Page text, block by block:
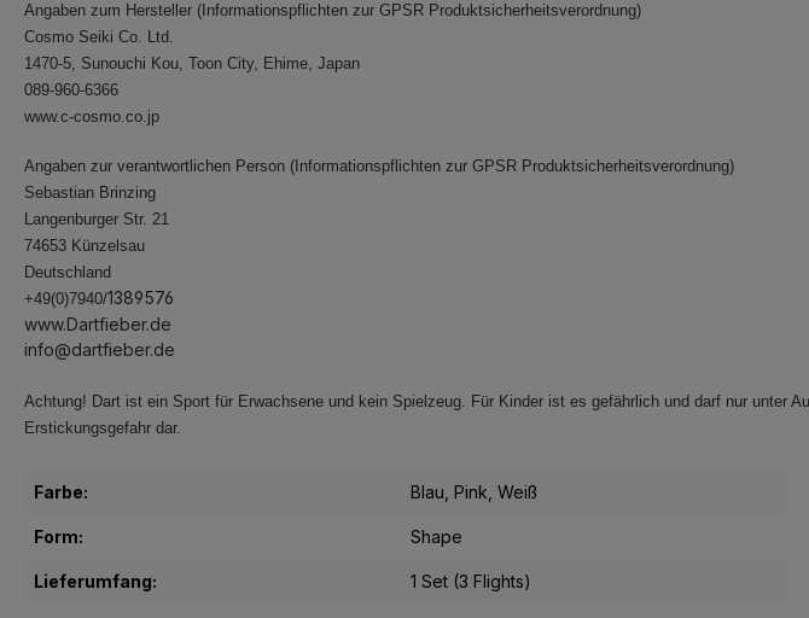
Angaben zum Hersteller (Informationspflichten zur GPSR Produktsicherheitsverordnung)
Cosmo Seiki Co. Ltd.
1470-5, Sunouchi Kou, Toon City, Ehime, Japan
089-960-6366
www.c-cosmo.co.jp
Angaben zur verantwortlichen Person (Informationspflichten zur GPSR Produktsicherheitsverordnung)
Sebastian Brinzing
Langenburger Str. 21
74653 Künzelsau
Deutschland
+49(0)7940/1389576
www.Dartfieber.de
info@dartfieber.de
Achtung! Dart ist ein Sport für Erwachsene und kein Spielzeug. Für Kinder ist es gefährlich und darf nur unter
Erstickungsgefahr dar.
Farbe: Blau , Pink , Weiß
Form: Shape
Lieferumfang: 1 Set (3 Flights)